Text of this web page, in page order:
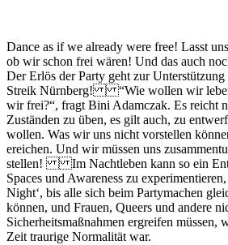
Dance as if we already were free! Lasst
ob wir schon frei wären! Und das auch
Der Erlös der Party geht zur Unterstützung
Streik Nürnberg! “Wie wollen wir
wir frei?“, fragt Bini Adamczak. Es reicht
Zuständen zu üben, es gilt auch, zu
wollen. Was wir uns nicht vorstellen
ereichen. Und wir müssen uns
stellen! Im Nachtleben kann so ein
Spaces und Awareness zu
Night‘, bis alle sich beim Partymachen
können, und Frauen, Queers und andere
Sicherheitsmaßnahmen ergreifen müssen,
Zeit traurige Normalität war.